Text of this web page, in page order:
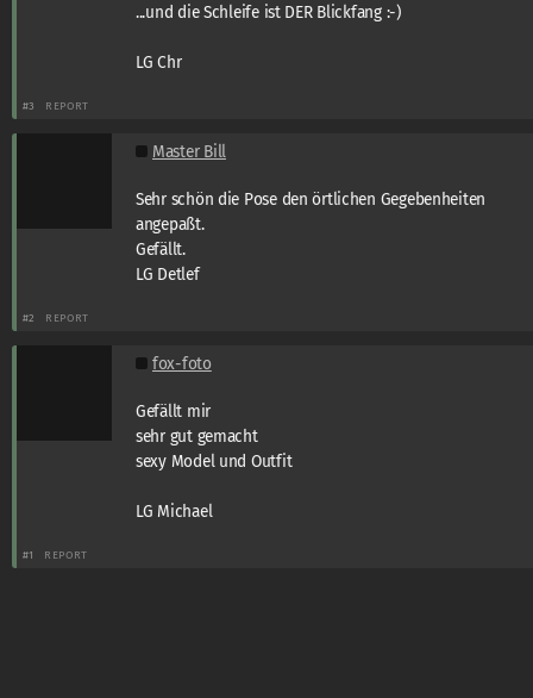
...und die Schleife ist DER Blickfang :-)
LG Chr
#3 REPORT
Master Bill
Sehr schön die Pose den örtlichen Gegebenheiten
angepaßt.
Gefällt.
LG Detlef
#2 REPORT
fox-foto
Gefällt mir
sehr gut gemacht
sexy Model und Outfit
LG Michael
#1 REPORT